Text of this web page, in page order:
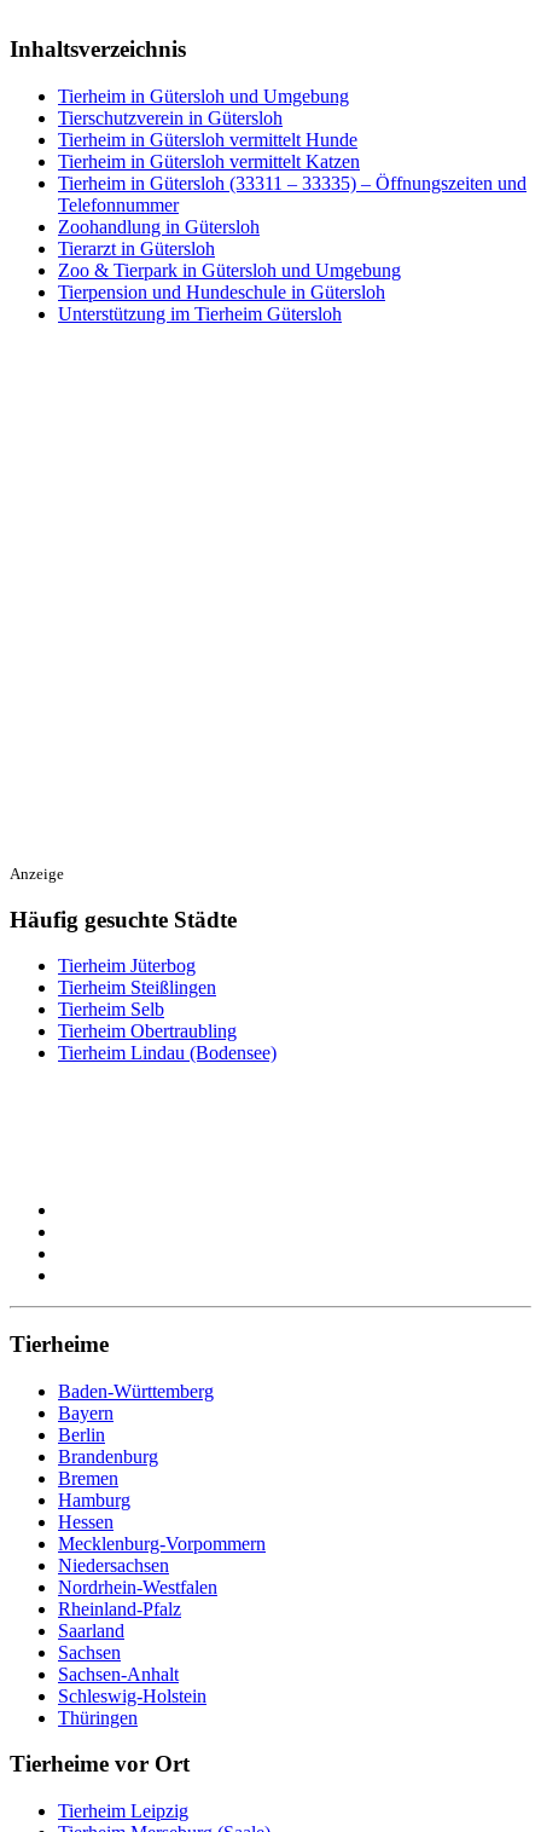
Inhaltsverzeichnis
Tierheim in Gütersloh und Umgebung
Tierschutzverein in Gütersloh
Tierheim in Gütersloh vermittelt Hunde
Tierheim in Gütersloh vermittelt Katzen
Tierheim in Gütersloh (33311 – 33335) – Öffnungszeiten und
Telefonnummer
Zoohandlung in Gütersloh
Tierarzt in Gütersloh
Zoo & Tierpark in Gütersloh und Umgebung
Tierpension und Hundeschule in Gütersloh
Unterstützung im Tierheim Gütersloh
Anzeige
Häufig gesuchte Städte
Tierheim Jüterbog
Tierheim Steißlingen
Tierheim Selb
Tierheim Obertraubling
Tierheim Lindau (Bodensee)
Tierheime
Baden-Württemberg
Bayern
Berlin
Brandenburg
Bremen
Hamburg
Hessen
Mecklenburg-Vorpommern
Niedersachsen
Nordrhein-Westfalen
Rheinland-Pfalz
Saarland
Sachsen
Sachsen-Anhalt
Schleswig-Holstein
Thüringen
Tierheime vor Ort
Tierheim Leipzig